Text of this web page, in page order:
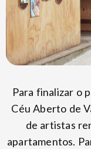
Para finalizar o
Céu Aberto de
de artistas
apartamentos.